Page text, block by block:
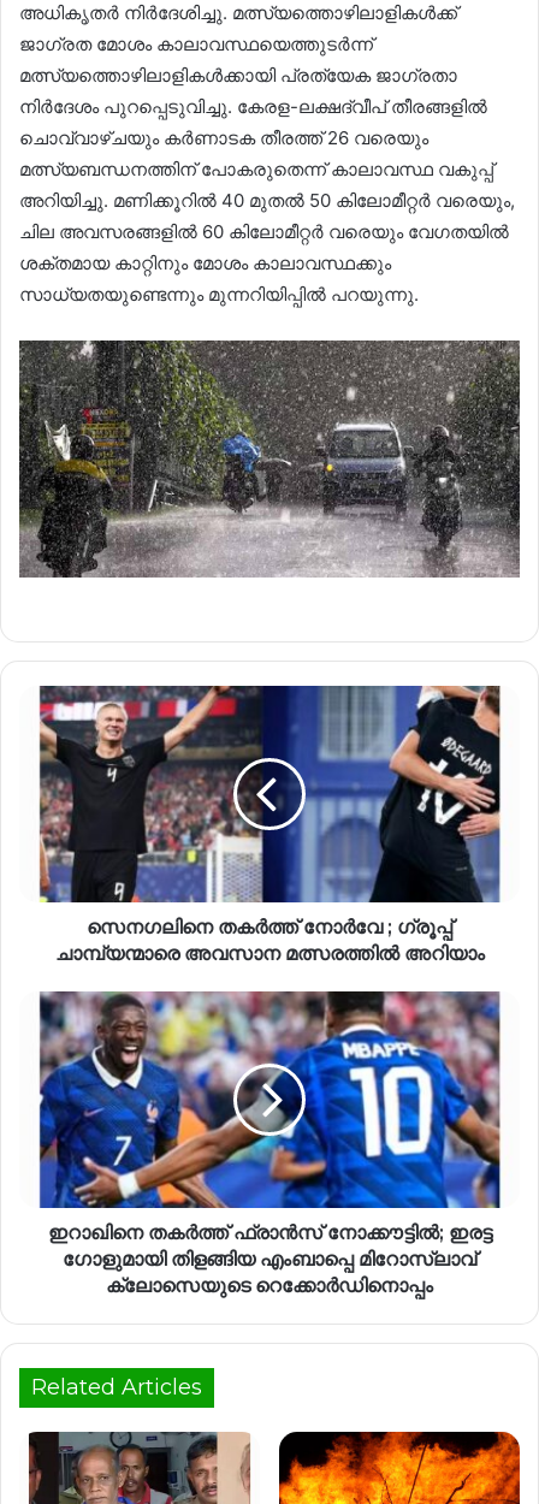
അധികൃതർ നിർദേശിച്ചു. മത്സ്യത്തൊഴിലാളികൾക്ക്
ജാഗ്രത മോശം കാലാവസ്ഥയെത്തുടർന്ന്
മത്സ്യത്തൊഴിലാളികൾക്കായി പ്രത്യേക ജാഗ്രതാ
നിർദേശം പുറപ്പെടുവിച്ചു. കേരള-ലക്ഷദ്വീപ് തീരങ്ങളിൽ
ചൊവ്വാഴ്ചയും കർണാടക തീരത്ത് 26 വരെയും
മത്സ്യബന്ധനത്തിന് പോകരുതെന്ന് കാലാവസ്ഥ വകുപ്പ്
അറിയിച്ചു. മണിക്കൂറിൽ 40 മുതൽ 50 കിലോമീറ്റർ വരെയും,
ചില അവസരങ്ങളിൽ 60 കിലോമീറ്റർ വരെയും വേഗതയിൽ
ശക്തമായ കാറ്റിനും മോശം കാലാവസ്ഥക്കും
സാധ്യതയുണ്ടെന്നും മുന്നറിയിപ്പിൽ പറയുന്നു.
സെനഗലിനെ തകർത്ത് നോർവേ ; ഗ്രൂപ്പ്
ചാമ്പ്യന്മാരെ അവസാന മത്സരത്തിൽ അറിയാം
ഇറാഖിനെ തകർത്ത് ഫ്രാൻസ് നോക്കൗട്ടിൽ; ഇരട്ട
ഗോളുമായി തിളങ്ങിയ എംബാപ്പെ മിറോസ്ലാവ്
ക്ലോസെയുടെ റെക്കോർഡിനൊപ്പം
Related Articles